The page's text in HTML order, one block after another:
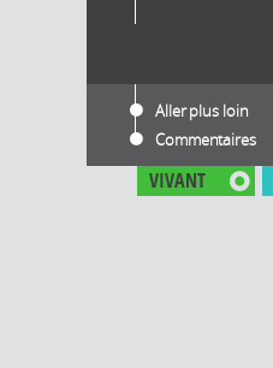
Aller plus loin
Commentaires
VIVANT